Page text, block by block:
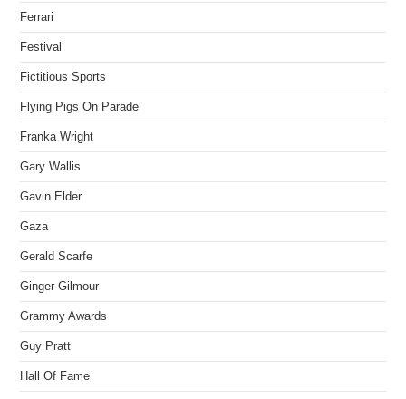
Ferrari
Festival
Fictitious Sports
Flying Pigs On Parade
Franka Wright
Gary Wallis
Gavin Elder
Gaza
Gerald Scarfe
Ginger Gilmour
Grammy Awards
Guy Pratt
Hall Of Fame